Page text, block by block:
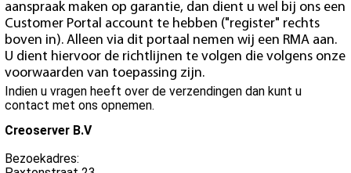
aanspraak maken op garantie, dan dient u wel bij ons een
Customer Portal account te hebben ("register" rechts
boven in). Alleen via dit portaal nemen wij een RMA aan.
U dient hiervoor de richtlijnen te volgen die volgens onze
voorwaarden van toepassing zijn.
Indien u vragen heeft over de verzendingen dan kunt u
contact met ons opnemen.
Creoserver B.V
Bezoekadres: